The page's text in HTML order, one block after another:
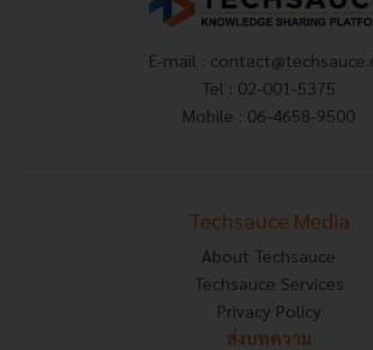
E-mail :
Tel : 02-001-5375
Mobile : 06-4658-9500
Techsauce Media
About Techsauce
Techsauce Services
Privacy Policy
ส่งบทความ